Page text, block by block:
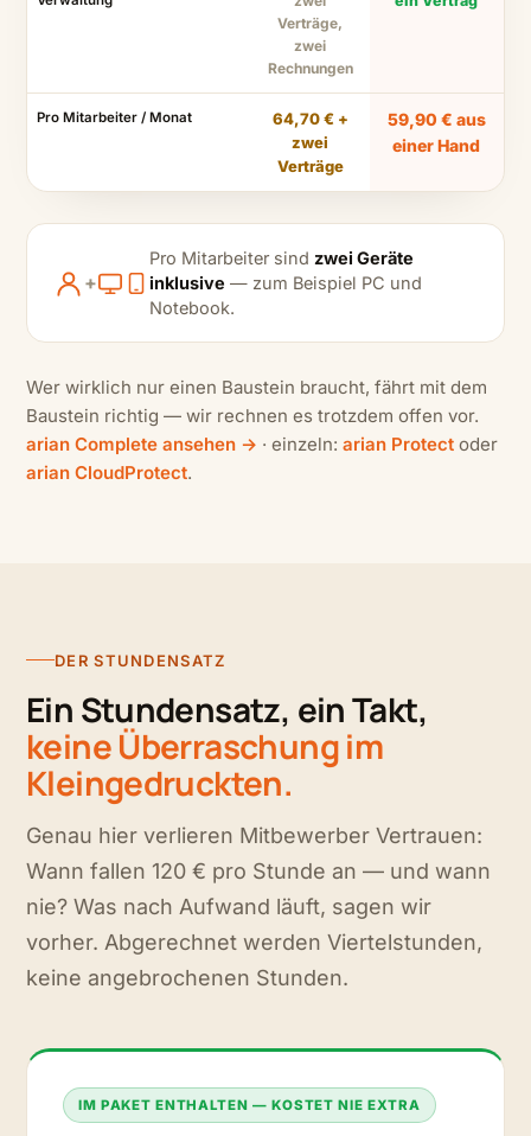
Verträge,
zwei
Rechnungen
Pro Mitarbeiter / Monat
64,70 € +
zwei
Verträge
59,90 € aus
einer Hand
+
Pro Mitarbeiter sind zwei Geräte
inklusive — zum Beispiel PC und
Notebook.
Wer wirklich nur einen Baustein braucht, fährt mit dem
Baustein richtig — wir rechnen es trotzdem offen vor.
arian Complete ansehen → · einzeln: arian Protect oder
arian CloudProtect.
DER STUNDENSATZ
Ein Stundensatz, ein Takt,
keine Überraschung im
Kleingedruckten.
Genau hier verlieren Mitbewerber Vertrauen:
Wann fallen 120 € pro Stunde an — und wann
nie? Was nach Aufwand läuft, sagen wir
vorher. Abgerechnet werden Viertelstunden,
keine angebrochenen Stunden.
IM PAKET ENTHALTEN — KOSTET NIE EXTRA